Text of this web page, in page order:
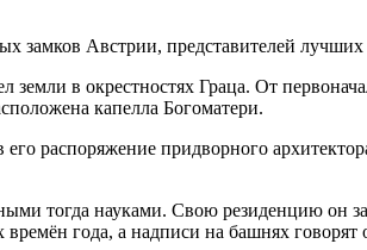
замков Австрии, представителей лучших
в окрестностях Граца. От
капелла Богоматери.
распоряжение придворного
тогда науками. Свою резиденцию он
года, а надписи на башнях